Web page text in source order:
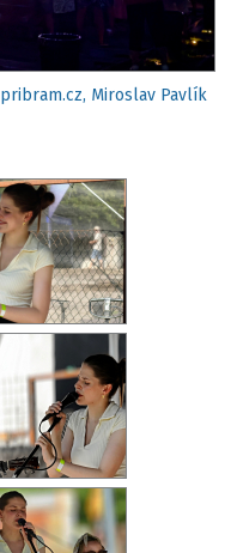
pribram.cz, Miroslav Pavlík